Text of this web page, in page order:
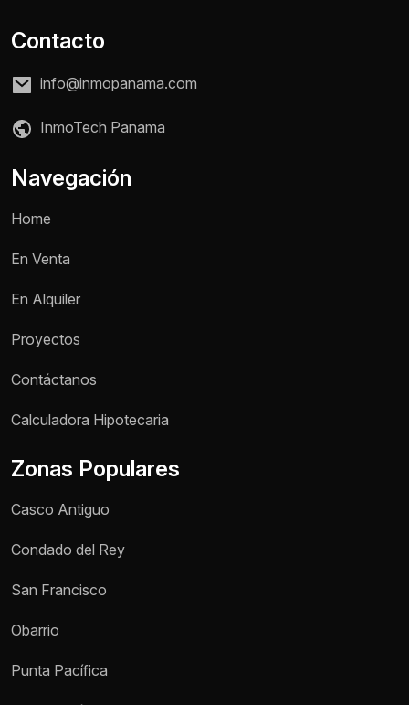
Teléfono / WhatsApp *
Contacto
info@inmopanama.com
InmoTech Panama
Navegación
Home
En Venta
En Alquiler
Proyectos
Contáctanos
Calculadora Hipotecaria
Zonas Populares
Casco Antiguo
Condado del Rey
San Francisco
Obarrio
Punta Pacífica